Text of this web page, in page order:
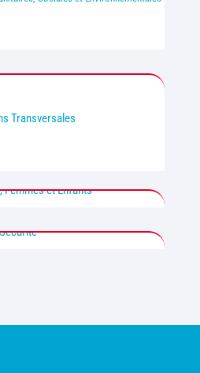
Transversales
Femmes et Enfants